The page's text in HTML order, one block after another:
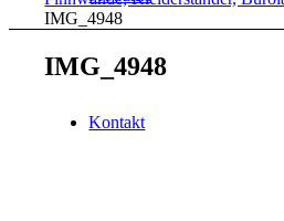
Kontakt
IMG_4948
IMG_4948